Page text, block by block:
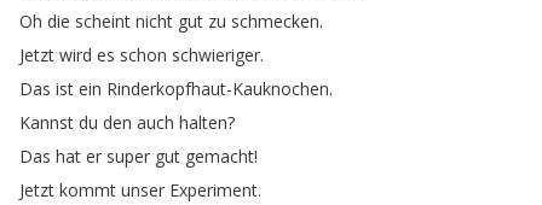
Oh die scheint nicht gut zu schmecken.
Jetzt wird es schon schwieriger.
Das ist ein Rinderkopfhaut-Kauknochen.
Kannst du den auch halten?
Das hat er super gut gemacht!
Jetzt kommt unser Experiment.